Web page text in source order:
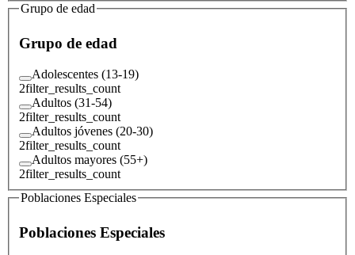
Grupo de edad
Grupo de edad
Adolescentes (13-19)
2filter_results_count
Adultos (31-54)
2filter_results_count
Adultos jóvenes (20-30)
2filter_results_count
Adultos mayores (55+)
2filter_results_count
Poblaciones Especiales
Poblaciones Especiales